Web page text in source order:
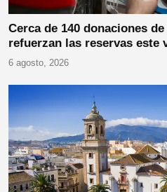
Cerca de 140 donaciones
refuerzan las reservas este
6 agosto, 2026